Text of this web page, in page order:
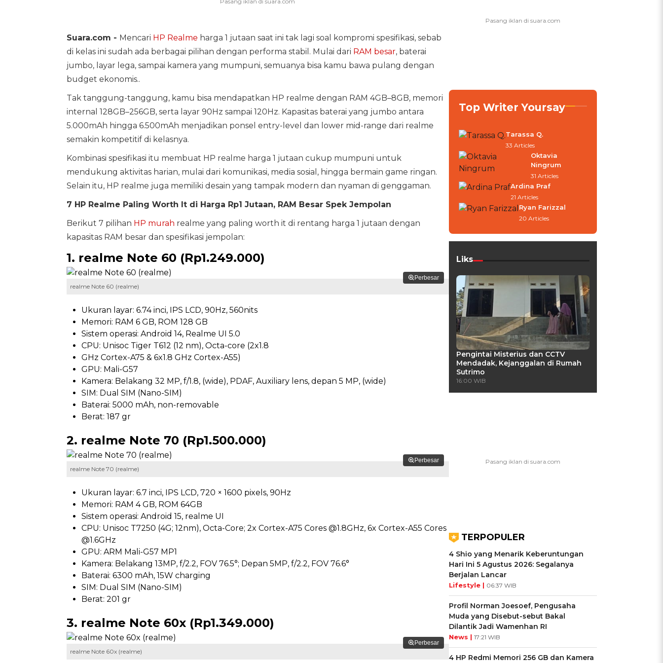
Suara.com - Mencari HP Realme harga 1 jutaan saat ini tak lagi soal kompromi spesifikasi, sebab
di kelas ini sudah ada berbagai pilihan dengan performa stabil. Mulai dari RAM besar, baterai
jumbo, layar lega, sampai kamera yang mumpuni, semuanya bisa kamu bawa pulang dengan
budget ekonomis..
Tak tanggung-tanggung, kamu bisa mendapatkan HP realme dengan RAM 4GB–8GB, memori
internal 128GB–256GB, serta layar 90Hz sampai 120Hz. Kapasitas baterai yang jumbo antara
5.000mAh hingga 6.500mAh menjadikan ponsel entry-level dan lower mid-range dari realme
semakin kompetitif di kelasnya.
Kombinasi spesifikasi itu membuat HP realme harga 1 jutaan cukup mumpuni untuk
mendukung aktivitas harian, mulai dari komunikasi, media sosial, hingga bermain game ringan.
Selain itu, HP realme juga memiliki desain yang tampak modern dan nyaman di genggaman.
7 HP Realme Paling Worth It di Harga Rp1 Jutaan, RAM Besar Spek Jempolan
Berikut 7 pilihan HP murah realme yang paling worth it di rentang harga 1 jutaan dengan
kapasitas RAM besar dan spesifikasi jempolan:
1. realme Note 60 (Rp1.249.000)
Perbesar
realme Note 60 (realme)
Ukuran layar: 6.74 inci, IPS LCD, 90Hz, 560nits
Memori: RAM 6 GB, ROM 128 GB
Sistem operasi: Android 14, Realme UI 5.0
CPU: Unisoc Tiger T612 (12 nm), Octa-core (2x1.8
GHz Cortex-A75 & 6x1.8 GHz Cortex-A55)
GPU: Mali-G57
Kamera: Belakang 32 MP, f/1.8, (wide), PDAF, Auxiliary lens, depan 5 MP, (wide)
SIM: Dual SIM (Nano-SIM)
Baterai: 5000 mAh, non-removable
Berat: 187 gr
2. realme Note 70 (Rp1.500.000)
Perbesar
realme Note 70 (realme)
Ukuran layar: 6.7 inci, IPS LCD, 720 × 1600 pixels, 90Hz
Memori: RAM 4 GB, ROM 64GB
Sistem operasi: Android 15, realme UI
CPU: Unisoc T7250 (4G; 12nm), Octa-Core; 2x Cortex-A75 Cores @1.8GHz, 6x Cortex-A55 Cores
@1.6GHz
GPU: ARM Mali-G57 MP1
Kamera: Belakang 13MP, f/2.2, FOV 76.5°; Depan 5MP, f/2.2, FOV 76.6°
Baterai: 6300 mAh, 15W charging
SIM: Dual SIM (Nano-SIM)
Berat: 201 gr
3. realme Note 60x (Rp1.349.000)
Perbesar
realme Note 60x (realme)
Top Writer Yoursay
Tarassa Q.
33 Articles
Oktavia
Ningrum
31 Articles
Ardina Praf
21 Articles
Ryan Farizzal
20 Articles
Liks
Pengintai Misterius dan CCTV
Mendadak, Kejanggalan di Rumah
Sutrimo
16:00 WIB
TERPOPULER
4 Shio yang Menarik Keberuntungan
Hari Ini 5 Agustus 2026: Segalanya
Berjalan Lancar
Lifestyle | 06:37 WIB
Profil Norman Joesoef, Pengusaha
Muda yang Disebut-sebut Bakal
Dilantik Jadi Wamenhan RI
News | 17:21 WIB
4 HP Redmi Memori 256 GB dan Kamera